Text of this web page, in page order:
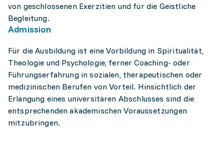
von geschlossenen Exerzitien und für die Geistliche
Begleitung.
Admission
Für die Ausbildung ist eine Vorbildung in Spiritualität,
Theologie und Psychologie, ferner Coaching- oder
Führungserfahrung in sozialen, therapeutischen oder
medizinischen Berufen von Vorteil. Hinsichtlich der
Erlangung eines universitären Abschlusses sind die
entsprechenden akademischen Voraussetzungen
mitzubringen.